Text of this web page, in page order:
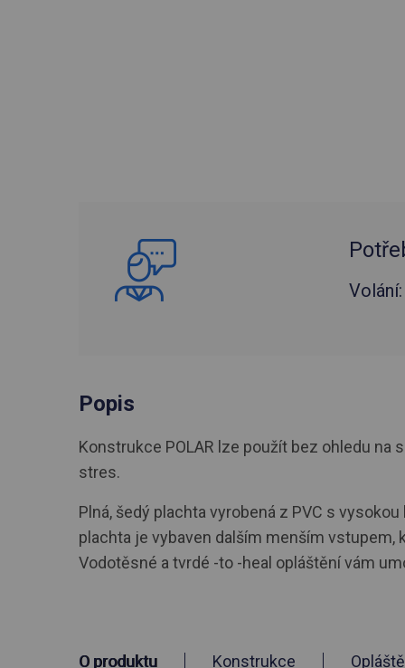
Popis
Konstrukce POLAR lze použít bez ohledu
stres.
Plná, šedý plachta vyrobená z PVC s
plachta je vybaven dalším menším vstupem,
Vodotěsné a tvrdé -to -heal opláštění vám
O produktu Konstrukce